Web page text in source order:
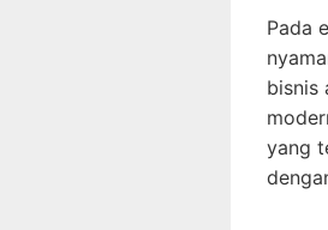
Pada
bisnis
yang